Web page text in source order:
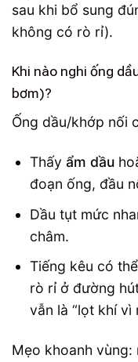
sau khi bổ sung
không có rò rỉ).
Khi nào nghi ống
bơm)?
Ống dầu/khớp nối
Thấy ẩm dầu
đoạn ống, đầu
Dầu tụt mức
châm.
Tiếng kêu có
rò rỉ ở đường
vẫn là “lọt khí vì
Mẹo khoanh